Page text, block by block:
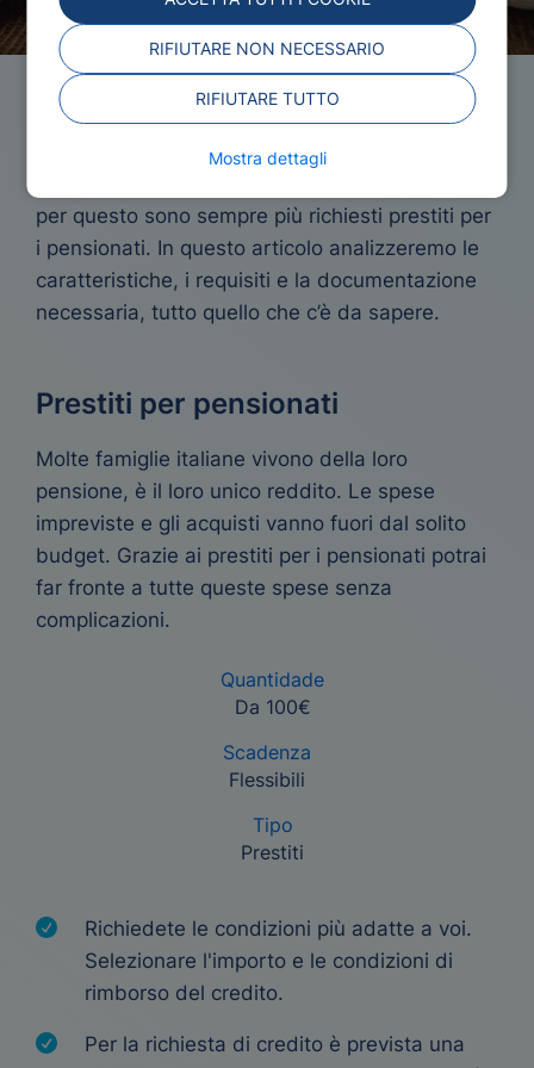
RIFIUTARE NON NECESSARIO
RIFIUTARE TUTTO
Mostra dettagli
Prestiti per Pensionati
per questo sono sempre più richiesti prestiti per
i pensionati. In questo articolo analizzeremo le
caratteristiche, i requisiti e la documentazione
necessaria, tutto quello che c’è da sapere.
Prestiti per pensionati
Molte famiglie italiane vivono della loro
pensione, è il loro unico reddito. Le spese
impreviste e gli acquisti vanno fuori dal solito
budget. Grazie ai prestiti per i pensionati potrai
far fronte a tutte queste spese senza
complicazioni.
Quantidade
Da 100€
Scadenza
Flessibili
Tipo
Prestiti
Richiedete le condizioni più adatte a voi.
Selezionare l'importo e le condizioni di
rimborso del credito.
Per la richiesta di credito è prevista una